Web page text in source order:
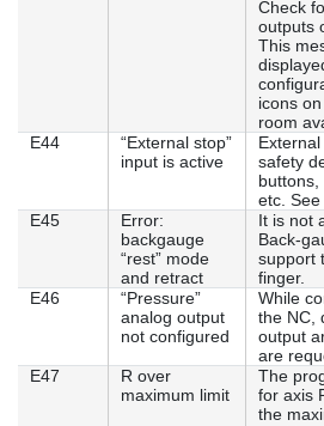
Check
outputs
This
icons
room
E44
“External stop”
input is active
safety
buttons,
etc. See
E45
Error:
backgauge
“rest” mode
and retract
It is not
Back-
support
finger.
E46
“Pressure”
analog output
not configured
While
the NC,
output
are
E47
R over
maximum limit
The
for axis
the